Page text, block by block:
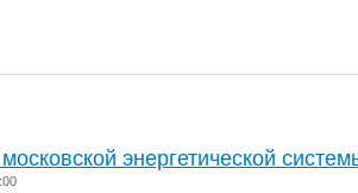
энергетической